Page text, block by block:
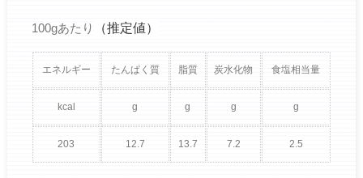
100gあたり （推定値）
エネルギー たんぱく質 脂質 炭水化物 食塩相当量
kcal g g g g
203 12.7 13.7 7.2 2.5